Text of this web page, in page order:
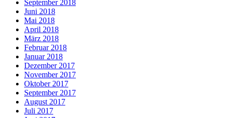
September 2018
Juni 2018
Mai 2018
April 2018
März 2018
Februar 2018
Januar 2018
Dezember 2017
November 2017
Oktober 2017
September 2017
August 2017
Juli 2017